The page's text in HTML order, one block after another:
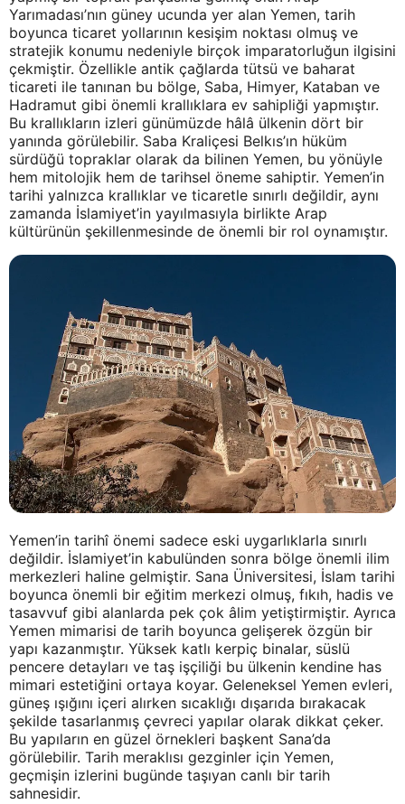
Yarımadası’nın güney ucunda yer alan Yemen, tarih
boyunca ticaret yollarının kesişim noktası olmuş ve
stratejik konumu nedeniyle birçok imparatorluğun ilgisini
çekmiştir. Özellikle antik çağlarda tütsü ve baharat
ticareti ile tanınan bu bölge, Saba, Himyer, Kataban ve
Hadramut gibi önemli krallıklara ev sahipliği yapmıştır.
Bu krallıkların izleri günümüzde hâlâ ülkenin dört bir
yanında görülebilir. Saba Kraliçesi Belkıs’ın hüküm
sürdüğü topraklar olarak da bilinen Yemen, bu yönüyle
hem mitolojik hem de tarihsel öneme sahiptir. Yemen’in
tarihi yalnızca krallıklar ve ticaretle sınırlı değildir, aynı
zamanda İslamiyet’in yayılmasıyla birlikte Arap
kültürünün şekillenmesinde de önemli bir rol oynamıştır.
Yemen’in tarihî önemi sadece eski uygarlıklarla sınırlı
değildir. İslamiyet’in kabulünden sonra bölge önemli ilim
merkezleri haline gelmiştir. Sana Üniversitesi, İslam tarihi
boyunca önemli bir eğitim merkezi olmuş, fıkıh, hadis ve
tasavvuf gibi alanlarda pek çok âlim yetiştirmiştir. Ayrıca
Yemen mimarisi de tarih boyunca gelişerek özgün bir
yapı kazanmıştır. Yüksek katlı kerpiç binalar, süslü
pencere detayları ve taş işçiliği bu ülkenin kendine has
mimari estetiğini ortaya koyar. Geleneksel Yemen evleri,
güneş ışığını içeri alırken sıcaklığı dışarıda bırakacak
şekilde tasarlanmış çevreci yapılar olarak dikkat çeker.
Bu yapıların en güzel örnekleri başkent Sana’da
görülebilir. Tarih meraklısı gezginler için Yemen,
geçmişin izlerini bugünde taşıyan canlı bir tarih
sahnesidir.